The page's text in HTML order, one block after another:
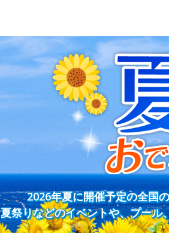
2026年夏に開催予定の全国
夏祭りなどのイベントや、プール